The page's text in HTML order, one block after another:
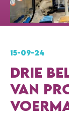
15-09-24
DRIE
VAN